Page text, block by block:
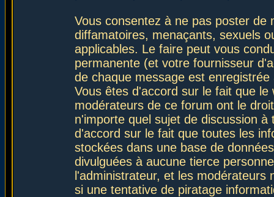
Vous consentez à ne pas poster de
diffamatoires, menaçants, sexuels
applicables. Le faire peut vous
permanente (et votre fournisseur
de chaque message est
Vous êtes d'accord sur le fait que
modérateurs de ce forum ont le
n'importe quel sujet de discussion
d'accord sur le fait que toutes les
stockées dans une base de
divulguées à aucune tierce
l'administrateur, et les
si une tentative de piratage